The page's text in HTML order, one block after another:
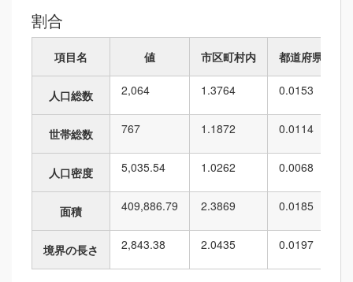
割合
項目名 値 市区町村内 都道府県内
人口総数 2,064 1.3764 0.0153
世帯総数 767 1.1872 0.0114
人口密度 5,035.54 1.0262 0.0068
面積 409,886.79 2.3869 0.0185
境界の長さ 2,843.38 2.0435 0.0197